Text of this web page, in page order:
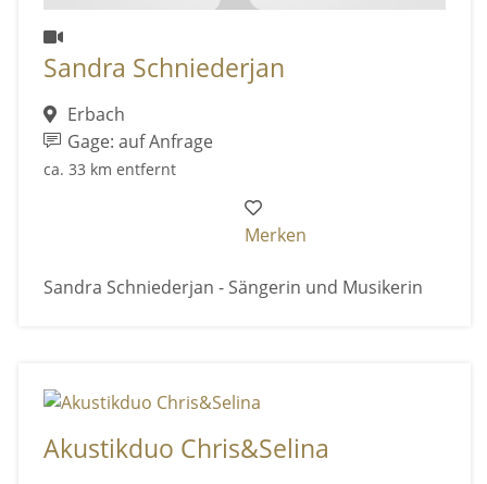
Sandra Schniederjan
Erbach
Gage: auf Anfrage
ca. 33 km entfernt
Merken
Sandra Schniederjan - Sängerin und Musikerin
Akustikduo Chris&Selina